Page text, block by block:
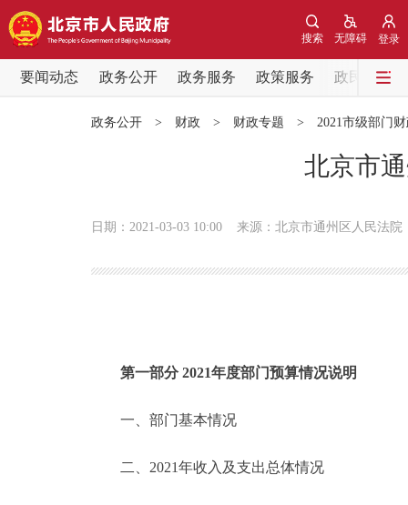
登录
无障碍
搜索
要闻动态 政务公开 政务服务 政策服务
政民互动
政务公开 > 财政 > 财政专题 > 2021市级部门
北京市
日期：2021-03-03 10:00 来源：北京市通州区人民法院
第一部分 2021年度部门预算情况说明
一、部门基本情况
二、2021年收入及支出总体情况